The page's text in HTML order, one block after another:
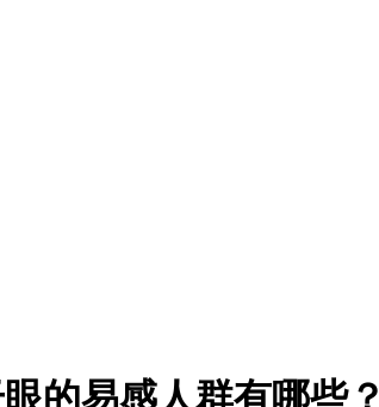
的易感人群有哪些？